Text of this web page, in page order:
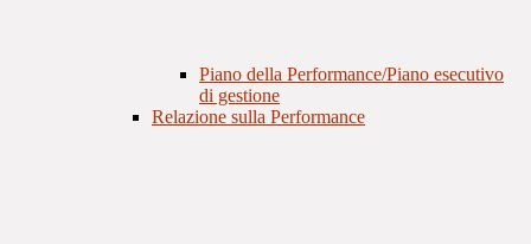
Piano della Performance/Piano esecutivo
di gestione
Relazione sulla Performance